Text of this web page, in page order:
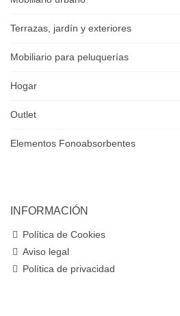
Terrazas, jardín y exteriores
Mobiliario para peluquerías
Hogar
Outlet
Elementos Fonoabsorbentes
INFORMACIÓN
Política de Cookies
Aviso legal
Política de privacidad